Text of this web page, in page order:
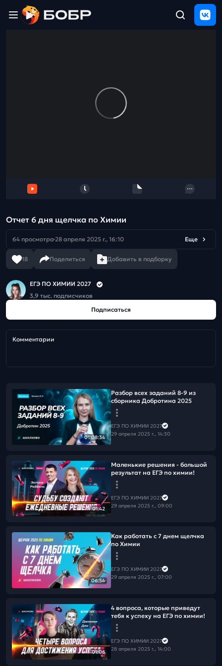
Отчет 6 дня щелчка по Химии
64 просмотра 28 апреля 2025 г., 16:10 Еще
18 Поделиться Добавить в подборку
ЕГЭ ПО ХИМИИ 2027
3,9 тыс. подписчиков
Подписаться
Комментарии
01:08:34
Разбор всех заданий 8-9 из
сборника Добротина 2025
ЕГЭ ПО ХИМИИ 2027
29 апреля 2025 г., 14:30
01:42
Маленькие решения - большой
результат на ЕГЭ по химии!
ЕГЭ ПО ХИМИИ 2027
29 апреля 2025 г., 09:00
06:54
Как работать с 7 днем щелчка
по Химии
ЕГЭ ПО ХИМИИ 2027
29 апреля 2025 г., 07:00
01:06
4 вопроса, которые приведут
тебя к успеху на ЕГЭ по химии!
ЕГЭ ПО ХИМИИ 2027
28 апреля 2025 г., 14:00